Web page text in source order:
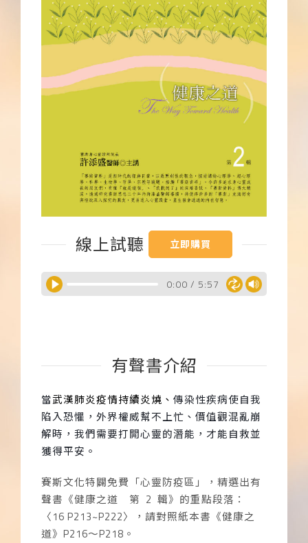
聯絡客服
下載APP
常見問題
線上試聽 立即購買
0:00 / 5:57
有聲書介紹
當武漢肺炎疫情持續炎燒、 傳染性疾病使自我
陷入恐懼，外界權威幫不上忙、價值觀混亂崩
解時，我們需要打開心靈的潛能，才能自救並
獲得平安。
賽斯文化特闢免費「心靈防疫區」，精選出有
聲書《健康之道 第 2 輯》的重點段落：
〈16 P213~P222〉，請對照紙本書《健康之
道》 P216～P218 。